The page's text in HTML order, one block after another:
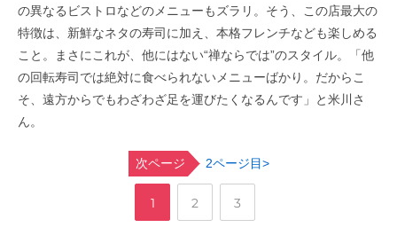
の異なるビストロなどのメニューもズラリ。そう、この店最大の
特徴は、新鮮なネタの寿司に加え、本格フレンチなども楽しめる
こと。まさにこれが、他にはない“禅ならでは”のスタイル。「他
の回転寿司では絶対に食べられないメニューばかり。だからこ
そ、遠方からでもわざわざ足を運びたくなるんです」と米川さ
ん。
次ページ 2ページ目>
ペ1
,
ペ
2
,
ペ
3